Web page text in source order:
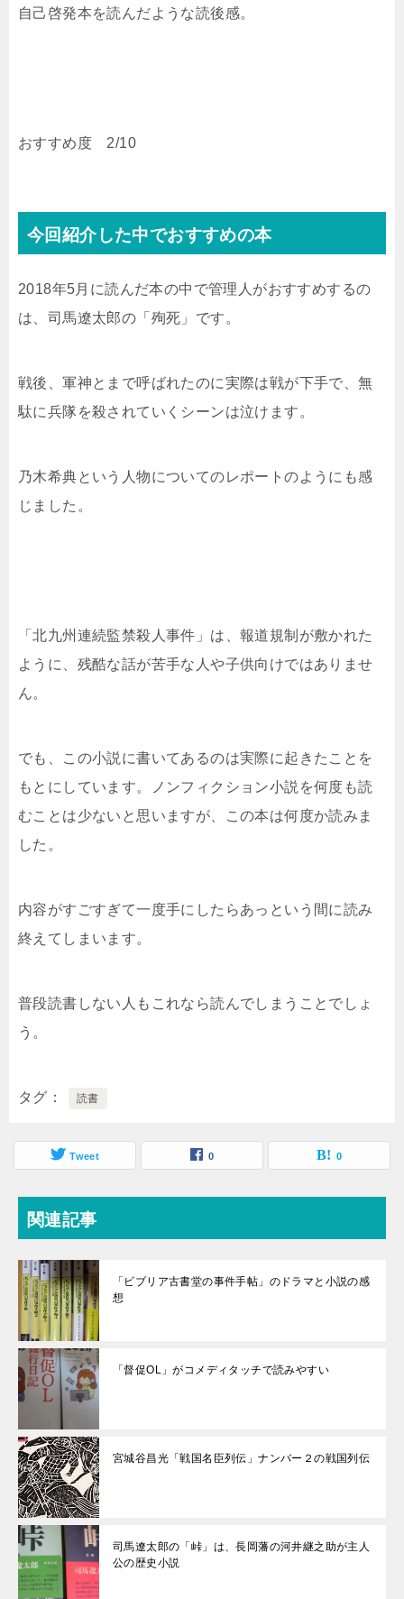
自己啓発本を読んだような読後感。
おすすめ度 2/10
今回紹介した中でおすすめの本
2018年5月に読んだ本の中で管理人がおすすめするの
は、司馬遼太郎の「殉死」です。
戦後、軍神とまで呼ばれたのに実際は戦が下手で、無
駄に兵隊を殺されていくシーンは泣けます。
乃木希典という人物についてのレポートのようにも感
じました。
「北九州連続監禁殺人事件」は、報道規制が敷かれた
ように、残酷な話が苦手な人や子供向けではありませ
ん。
でも、この小説に書いてあるのは実際に起きたことを
もとにしています。ノンフィクション小説を何度も読
むことは少ないと思いますが、この本は何度か読みま
した。
内容がすごすぎて一度手にしたらあっという間に読み
終えてしまいます。
普段読書しない人もこれなら読んでしまうことでしょ
う。
タグ 読書
Tweet 0 0
関連記事
「ビブリア古書堂の事件手帖」のドラマと小説の感
想
「督促OL」がコメディタッチで読みやすい
宮城谷昌光「戦国名臣列伝」ナンバー２の戦国列伝
司馬遼太郎の「峠」は、長岡藩の河井継之助が主人
公の歴史小説